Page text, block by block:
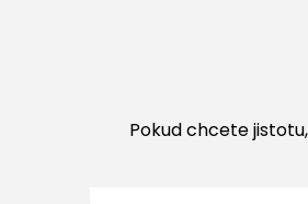
Pokud chcete